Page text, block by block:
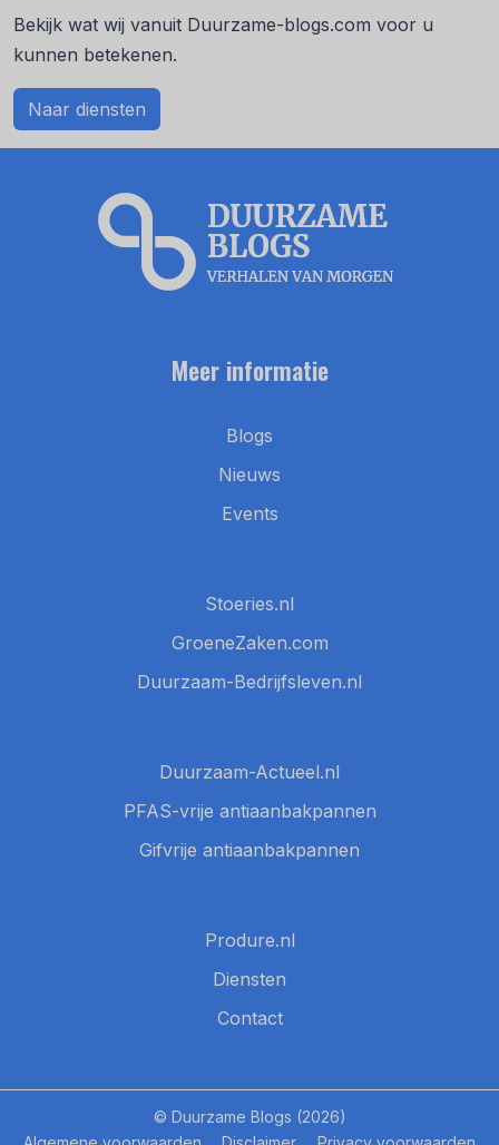
Bekijk wat wij vanuit Duurzame-blogs.com voor u
kunnen betekenen.
Naar diensten
Meer informatie
Blogs
Nieuws
Events
Stoeries.nl
GroeneZaken.com
Duurzaam-Bedrijfsleven.nl
Duurzaam-Actueel.nl
PFAS-vrije antiaanbakpannen
Gifvrije antiaanbakpannen
Produre.nl
Diensten
Contact
© Duurzame Blogs (2026)